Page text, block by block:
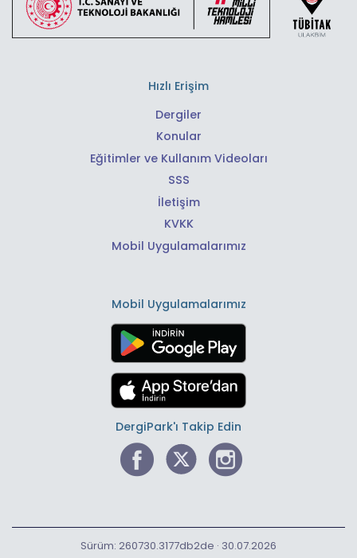
Hızlı Erişim
Dergiler
Konular
Eğitimler ve Kullanım Videoları
SSS
İletişim
KVKK
Mobil Uygulamalarımız
Mobil Uygulamalarımız
DergiPark'ı Takip Edin
Sürüm: 260730.3177db2de · 30.07.2026